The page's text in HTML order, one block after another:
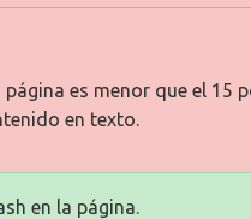
es menor que el 15
en texto.
en la página.